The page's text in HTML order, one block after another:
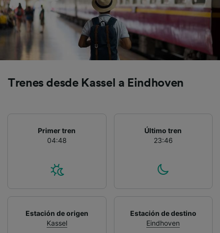
Trenes desde Kassel a Eindhoven
Primer tren
04:48
Último tren
23:46
Estación de origen
Kassel
Estación de destino
Eindhoven
Lista de asociados (proveedores)